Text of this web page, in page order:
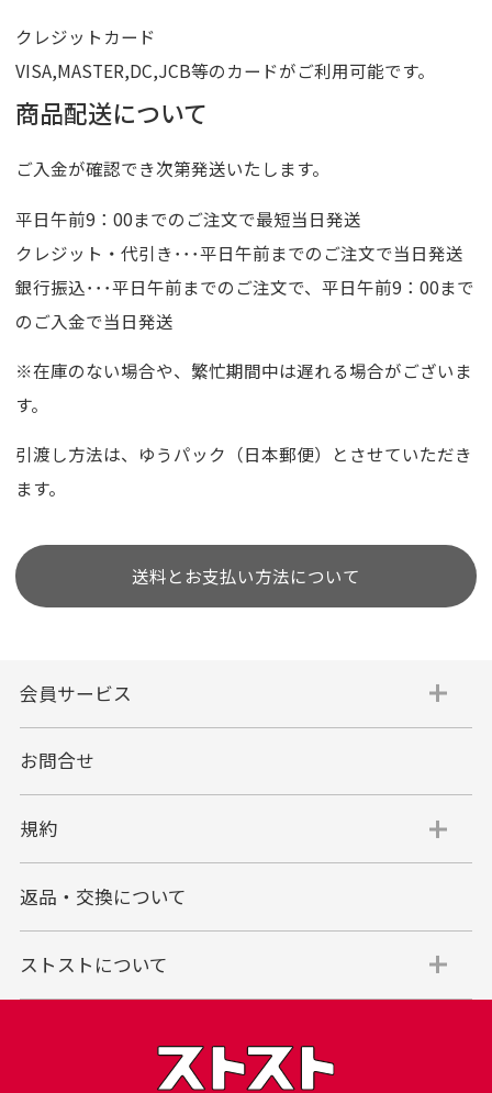
クレジットカード
VISA,MASTER,DC,JCB等のカードがご利用可能です。
商品配送について
ご入金が確認でき次第発送いたします。
平日午前9：00までのご注文で最短当日発送
クレジット・代引き･･･平日午前までのご注文で当日発送
銀行振込･･･平日午前までのご注文で、平日午前9：00まで
のご入金で当日発送
※在庫のない場合や、繁忙期間中は遅れる場合がございま
す。
引渡し方法は、ゆうパック（日本郵便）とさせていただき
ます。
送料とお支払い方法について
会員サービス
お問合せ
規約
返品・交換について
ストストについて